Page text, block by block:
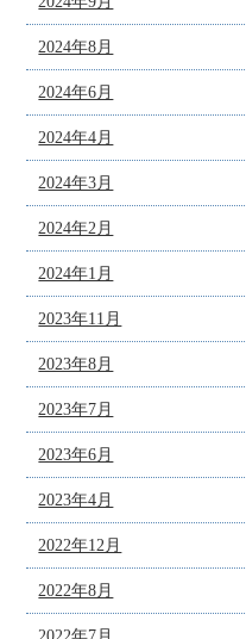
2024年8月
2024年6月
2024年4月
2024年3月
2024年2月
2024年1月
2023年11月
2023年8月
2023年7月
2023年6月
2023年4月
2022年12月
2022年8月